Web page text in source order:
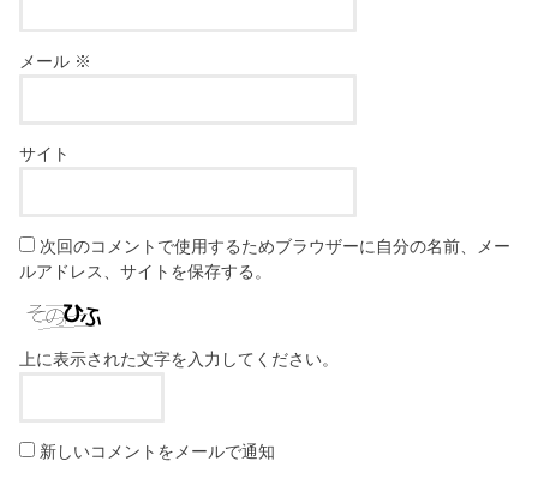
メール ※
サイト
次回のコメントで使用するためブラウザーに自分の名前、メー
ルアドレス、サイトを保存する。
上に表示された文字を入力してください。
新しいコメントをメールで通知